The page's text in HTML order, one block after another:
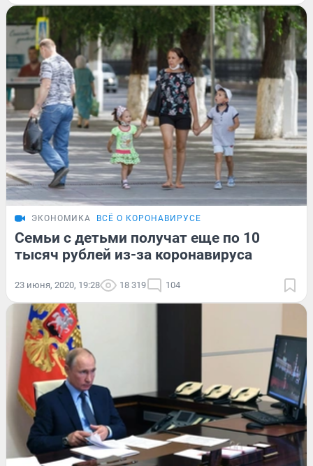
ЭКОНОМИКА ВСЁ О КОРОНАВИРУСЕ
Семьи с детьми получат еще по 10
тысяч рублей из-за коронавируса
23 июня, 2020, 19:28 18 319 104